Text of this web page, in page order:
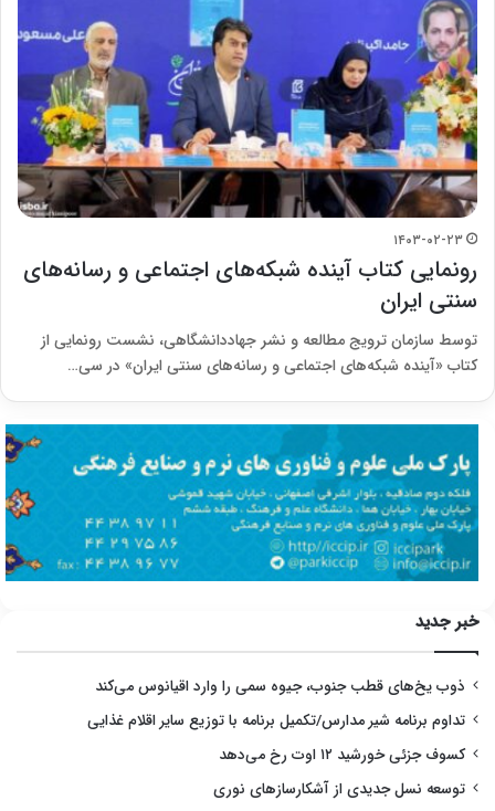
۱۴۰۳-۰۲-۲۳
رونمایی کتاب آینده شبکه‌های اجتماعی و رسانه‌های
سنتی ایران
توسط سازمان ترویج مطالعه و نشر جهاددانشگاهی، نشست رونمایی از
کتاب «آینده شبکه‌های اجتماعی و رسانه‌های سنتی ایران» در سی…
خبر جدید
ذوب یخ‌های قطب جنوب، جیوه سمی را وارد اقیانوس می‌کند
تداوم برنامه شیر مدارس/تکمیل برنامه با توزیع سایر اقلام غذایی
کسوف جزئی خورشید ۱۲ اوت رخ می‌دهد
توسعه نسل جدیدی از آشکارسازهای نوری